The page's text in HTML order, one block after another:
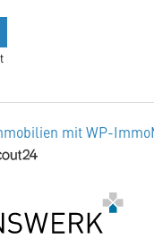
mit WP-